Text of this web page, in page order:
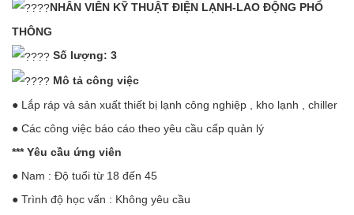
NHÂN VIÊN KỸ THUẬT ĐIỆN LẠNH-LAO ĐỘNG PHỔ
THÔNG
Số lượng: 3
Mô tả công việc
● Lắp ráp và sản xuất thiết bị lạnh công nghiệp , kho lạnh , chiller
● Các công việc báo cáo theo yêu cầu cấp quản lý
*** Yêu cầu ứng viên
● Nam : Độ tuổi từ 18 đến 45
● Trình độ học vấn : Không yêu cầu